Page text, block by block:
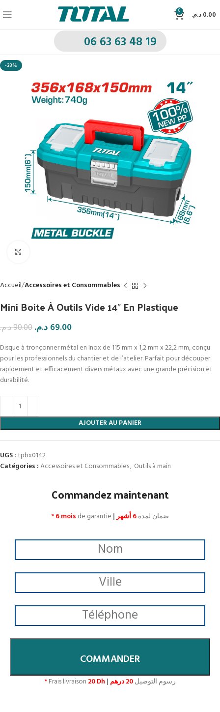
0 0.00د.م.
06 63 63 48 19
-23%
Accueil Accessoires et Consommables
Mini Boite À Outils Vide 14″ En Plastique
90.00د.م. 69.00 د.م.
Disque à tronçonner métal en Inox de 115 mm x 1,2 mm x 22,2 mm, conçu
pour les professionnels du chantier et de l’atelier. Parfait pour découper
rapidement et efficacement divers métaux avec une grande précision et
durabilité.
AJOUTER AU PANIER
UGS :tpbx0142
Catégories :Accessoires et Consommables, Outils à main
Commandez maintenant
*6 mois de garantie | ضمان لمدة6 أشهر
COMMANDER
*Frais livraison 20 Dh | رسوم التوصيل20 درهم